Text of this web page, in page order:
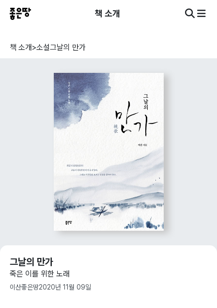
책 소개
책 소개>소설그날의 만가
그날의 만가
죽은 이를 위한 노래
이산좋은땅2020년 11월 09일